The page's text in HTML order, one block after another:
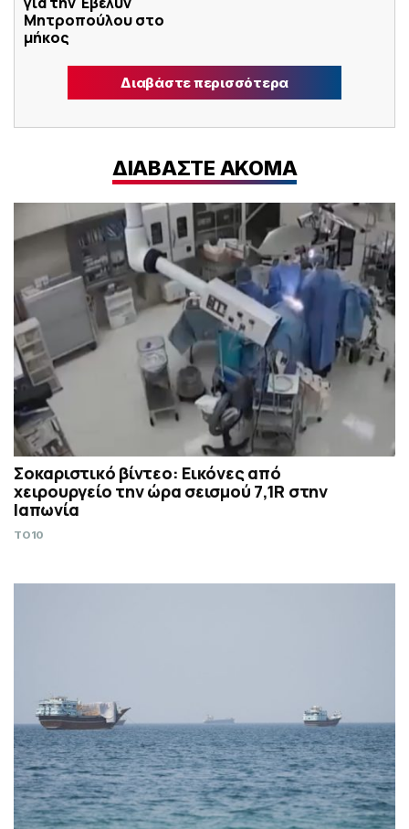
Μητροπούλου στο
μήκος
Διαβάστε περισσότερα
ΔΙΑΒΑΣΤΕ ΑΚΟΜΑ
Σοκαριστικό βίντεο: Εικόνες από
χειρουργείο την ώρα σεισμού 7,1R στην
Ιαπωνία
TO10